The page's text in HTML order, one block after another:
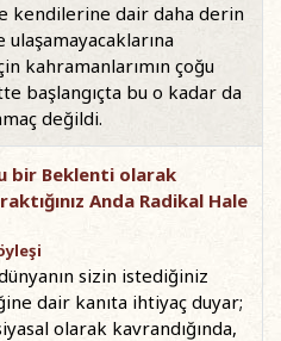
kendilerine dair daha derin
kahramanlarımın çoğu
başlangıçta bu o kadar da
değildi.
bir Beklenti olarak
Anda Radikal Hale
sizin istediğiniz
dair kanıta ihtiyaç duyar;
olarak kavrandığında,